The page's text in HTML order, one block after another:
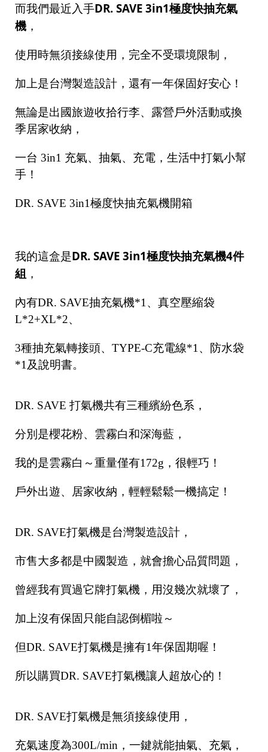
而我們最近入手DR. SAVE 3in1極度快抽充氣
機 ，
使用時無須接線使用，完全不受環境限制，
加上是台灣製造設計，還有一年保固好安心！
無論是出國旅遊收拾行李、露營戶外活動或換
季居家收納，
一台 3in1 充氣、抽氣、充電，生活中打氣小幫
手！
DR. SAVE 3in1極度快抽充氣機開箱
我的這盒是DR. SAVE 3in1極度快抽充氣機4件
組 ，
內有DR. SAVE抽充氣機*1、真空壓縮袋
L*2+XL*2、
3種抽充氣轉接頭、TYPE-C充電線*1、防水袋
*1及說明書。
DR. SAVE 打氣機共有三種繽紛色系，
分別是櫻花粉、雲霧白和深海藍，
我的是雲霧白～重量僅有172g，很輕巧！
戶外出遊、居家收納，輕輕鬆鬆一機搞定！
DR. SAVE打氣機是台灣製造設計，
市售大多都是中國製造，就會擔心品質問題，
曾經我有買過它牌打氣機，用沒幾次就壞了，
加上沒有保固只能自認倒楣啦～
但DR. SAVE打氣機是擁有1年保固期喔！
所以購買DR. SAVE打氣機讓人超放心的！
DR. SAVE打氣機是無須接線使用，
充氣速度為300L/min，一鍵就能抽氣、充氣，